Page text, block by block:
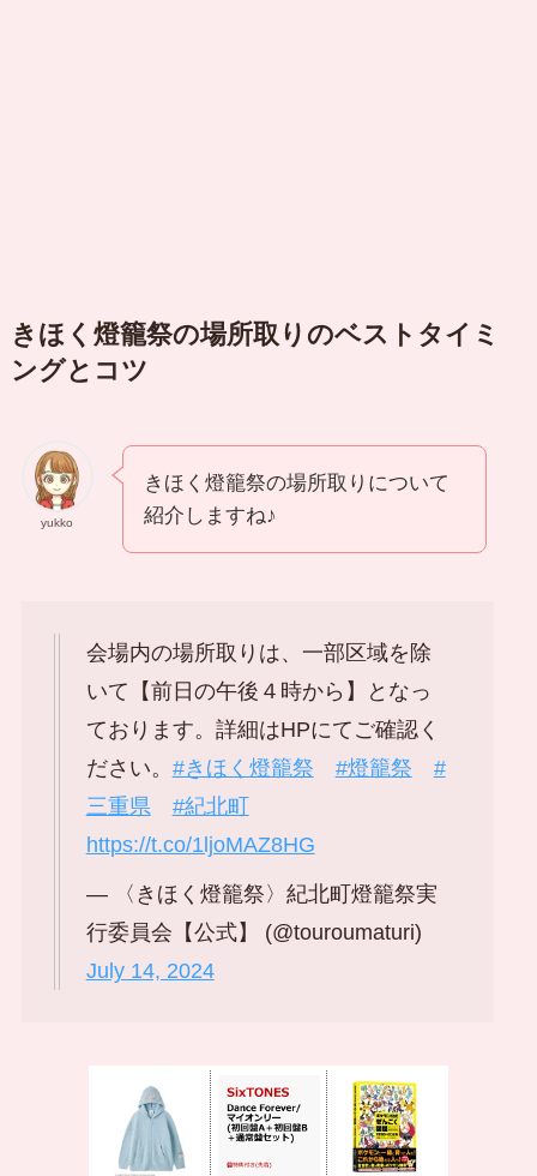
きほく燈籠祭の場所取りのベストタイミ
ングとコツ
yukko
きほく燈籠祭の場所取りについて
紹介しますね♪
会場内の場所取りは、一部区域を除
いて【前日の午後４時から】となっ
ております。詳細はHPにてご確認く
ださい。 #きほく燈籠祭 #燈籠祭
#
三重県
#紀北町
https://t.co/1ljoMAZ8HG
— 〈きほく燈籠祭〉紀北町燈籠祭実
行委員会【公式】 (@touroumaturi)
July 14, 2024